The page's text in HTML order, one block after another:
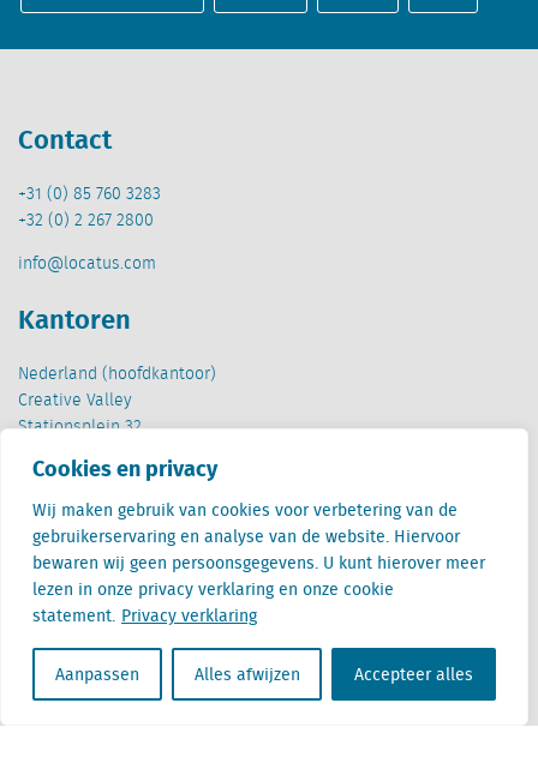
Cookies en privacy
Wij maken gebruik van cookies voor verbetering van de
gebruikerservaring en analyse van de website. Hiervoor
bewaren wij geen persoonsgegevens. U kunt hierover meer
lezen in onze privacy verklaring en onze cookie
statement. Privacy verklaring
Aanpassen Alles afwijzen Accepteer alles
Contact
+31 (0) 85 760 3283
+32 (0) 2 267 2800
info@locatus.com
Kantoren
Nederland (hoofdkantoor)
Creative Valley
Stationsplein 32
3511 ED Utrecht
België
Cantersteen 47
1000 Brussel